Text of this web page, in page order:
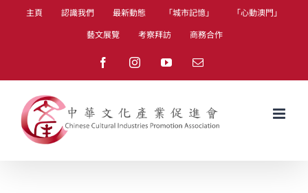
主頁 認識我們 最新動態 「城市記憶」
「心動澳門」
藝文展覽
考察拜訪 商務合作
FacebookInstagramYouTubeEmail